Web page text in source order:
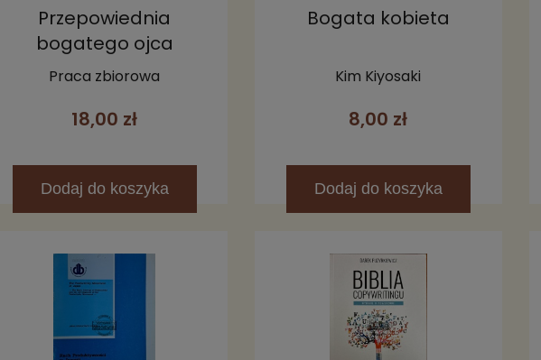
Przepowiednia
bogatego ojca
Praca zbiorowa
18,00 zł
Dodaj do koszyka
Bogata kobieta
Kim Kiyosaki
8,00 zł
Dodaj do koszyka